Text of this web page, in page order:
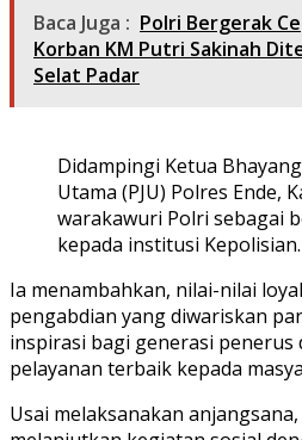
Baca Juga : Polri Bergerak
Korban KM Putri Sakinah
Selat Padar
Didampingi Ketua
Utama (PJU) Polres
warakawuri Polri sebagai
kepada institusi Kepolisian.
Ia menambahkan, nilai-nilai
pengabdian yang diwariskan
inspirasi bagi generasi penerus
pelayanan terbaik kepada
Usai melaksanakan